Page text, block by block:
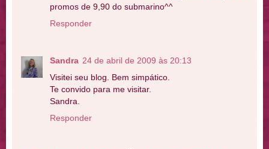
promos de 9,90 do submarino^^
Responder
Sandra 24 de abril de 2009 às 20:13
Visitei seu blog. Bem simpático.
Te convido para me visitar.
Sandra.
Responder